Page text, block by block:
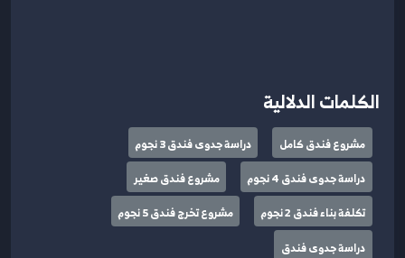
الكلمات الدلالية
مشروع فندق كامل
دراسة جدوى فندق 3 نجوم
دراسة جدوى فندق 4 نجوم
مشروع فندق صغير
تكلفة بناء فندق 2 نجوم
مشروع تخرج فندق 5 نجوم
دراسة جدوى فندق